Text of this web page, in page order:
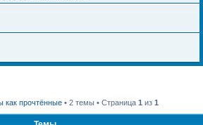
как прочтённые• 2 темы • Страница 1 из 1